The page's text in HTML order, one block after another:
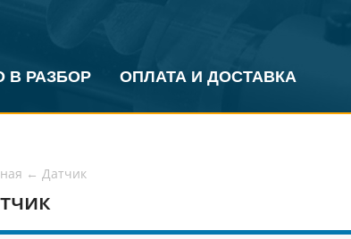
В РАЗБОР
ОПЛАТА И ДОСТАВКА
← Датчик